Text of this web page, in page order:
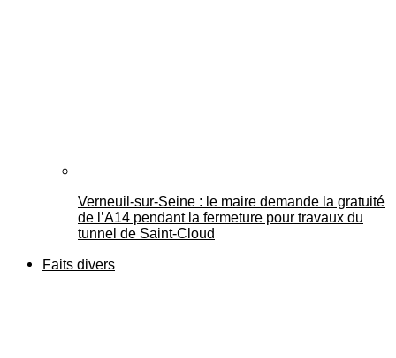
Verneuil-sur-Seine : le maire demande la gratuité
de l’A14 pendant la fermeture pour travaux du
tunnel de Saint-Cloud
Faits divers